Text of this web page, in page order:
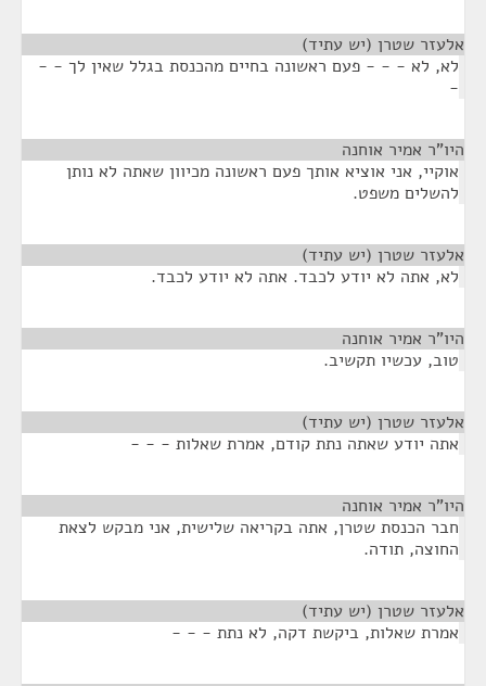
אלעזר שטרן (יש עתיד)
לא, לא - - - פעם ראשונה בחיים מהכנסת בגלל שאין לך - -
-
היו"ר אמיר אוחנה
אוקיי, אני אוציא אותך פעם ראשונה מכיוון שאתה לא נותן
להשלים משפט.
אלעזר שטרן (יש עתיד)
לא, אתה לא יודע לכבד. אתה לא יודע לכבד.
היו"ר אמיר אוחנה
טוב, עכשיו תקשיב.
אלעזר שטרן (יש עתיד)
אתה יודע שאתה נתת קודם, אמרת שאלות - - -
היו"ר אמיר אוחנה
חבר הכנסת שטרן, אתה בקריאה שלישית, אני מבקש לצאת
החוצה, תודה.
אלעזר שטרן (יש עתיד)
אמרת שאלות, ביקשת דקה, לא נתת - - -